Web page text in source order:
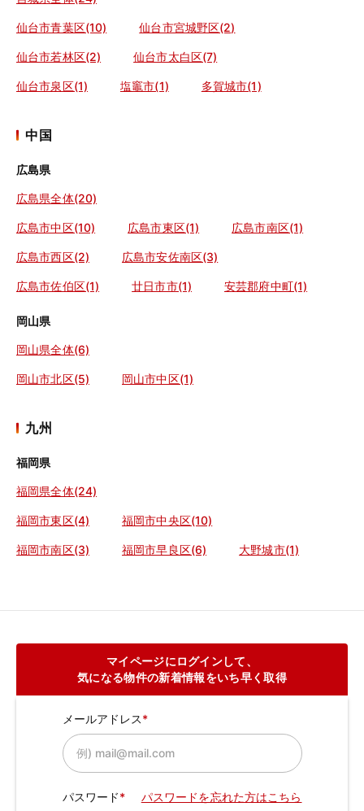
仙台市青葉区(10) 仙台市宮城野区(2)
仙台市若林区(2) 仙台市太白区(7)
仙台市泉区(1) 塩竈市(1) 多賀城市(1)
中国
広島県
広島県全体(20)
広島市中区(10) 広島市東区(1) 広島市南区(1)
広島市西区(2) 広島市安佐南区(3)
広島市佐伯区(1) 廿日市市(1) 安芸郡府中町(1)
岡山県
岡山県全体(6)
岡山市北区(5) 岡山市中区(1)
九州
福岡県
福岡県全体(24)
福岡市東区(4) 福岡市中央区(10)
福岡市南区(3) 福岡市早良区(6) 大野城市(1)
マイページにログインして、
気になる物件の新着情報をいち早く取得
メールアドレス
パスワード パスワードを忘れた方はこちら